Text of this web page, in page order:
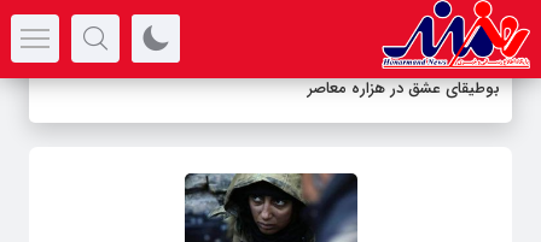
بوطیقای عشق در هزاره معاصر